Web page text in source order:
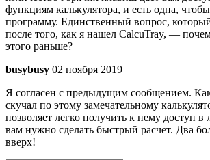
функциям калькулятора, и есть одна,
программу. Единственный вопрос,
после того, как я нашел CalcuTray, —
этого раньше?
busybusy 02 ноября 2019
Я согласен с предыдущим сообщением.
скучал по этому замечательному
позволяет легко получить к нему доступ в
вам нужно сделать быстрый расчет. Два
вверх!